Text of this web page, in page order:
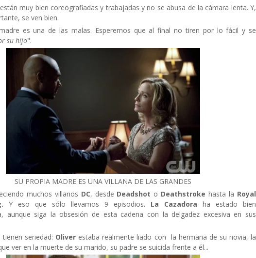
muy bien coreografiadas y trabajadas y no se abusa de la cámara lenta. Y,
se ven bien.
es una de las malas. Esperemos que al final no tiren por lo fácil y se
su hijo".
SU PROPIA MADRE ES UNA VILLANA DE LAS GRANDES
muchos villanos DC, desde Deadshot o Deathstrokehasta la Royal
Y eso que sólo llevamos 9 episodios. La Cazadora ha estado bien
aunque siga la obsesión de esta cadena con la delgadez excesiva en sus
seriedad: Oliver estaba realmente liado con la hermana de su novia, la
ver en la muerte de su marido, su padre se suicida frente a él...